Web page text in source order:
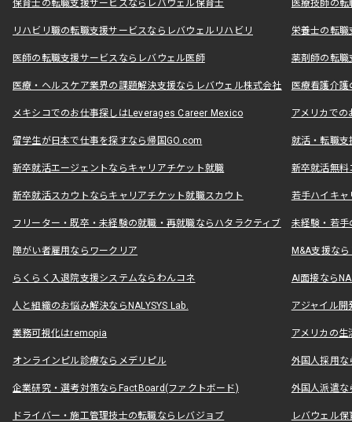
保育士の転職支援サービスならレバウェル保育士 医療技師の
リハビリ職の転職支援サービスならレバウェルリハビリ 栄養士の転
医師の転職支援サービスならレバウェル医師 薬剤師の転
医療・ヘルスケア業界の課題解決支援ならレバウェル株式会社 医療看護介
メキシコでのお仕事探しはLeverages Career Mexico アメリカで
留学生が日本で仕事を探すなら帰国GO.com 就活・転職
新卒就活エージェントならキャリアチケット就職 新卒就活無料
新卒就活スカウトならキャリアチケット就職スカウト 若手ハイキ
フリーター・既卒・未経験の就職・再就職ならハタラクティブ 未経験・若手
障がい者雇用ならワークリア M&A支援な
らくらく入退院支援システムならわんコネ AI面接なら
人と組織のお悩み解決ならNALYSYS Lab. アジャイル
業務可視化はremopia アメリカの
オンラインピル診療ならメデリピル 外国人採用
企業研究・選考対策ならFactBoard(ファクトボード) 外国人派遣な
ドライバー・施工管理技士の転職ならレバジョブ レバウェル